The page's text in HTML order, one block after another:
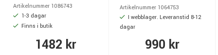
Artikelnummer 1086743
1-3 dagar
Finns i butik
1482 kr
Artikelnummer 1064753
I webblager. Leveranstid 8-12
dagar
990 kr